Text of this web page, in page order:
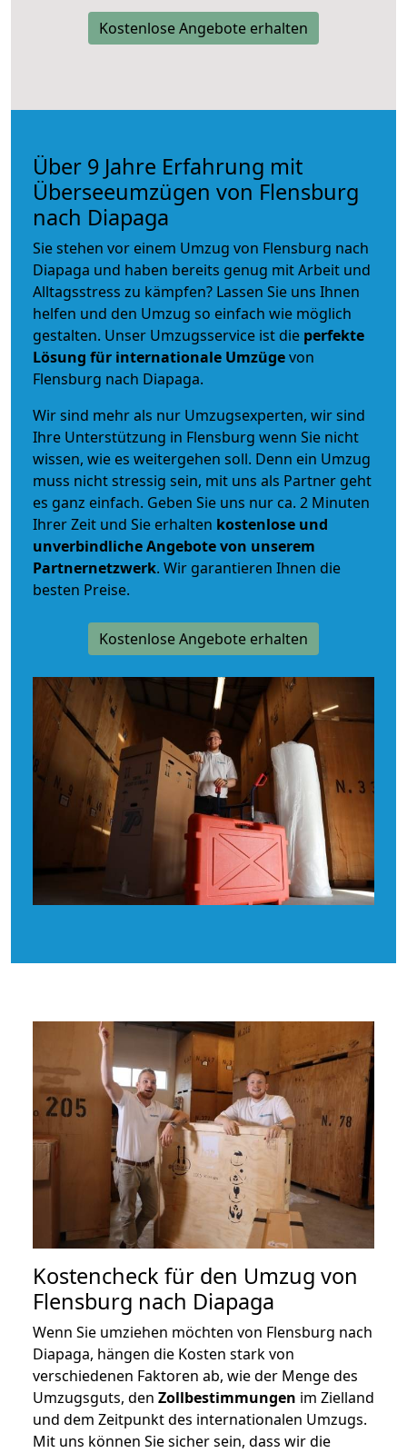
Kostenlose Angebote erhalten
Über 9 Jahre Erfahrung mit
Überseeumzügen von Flensburg
nach Diapaga
Sie stehen vor einem Umzug von Flensburg nach
Diapaga und haben bereits genug mit Arbeit und
Alltagsstress zu kämpfen? Lassen Sie uns Ihnen
helfen und den Umzug so einfach wie möglich
gestalten. Unser Umzugsservice ist die perfekte
Lösung für internationale Umzügevon
Flensburg nach Diapaga.
Wir sind mehr als nur Umzugsexperten, wir sind
Ihre Unterstützung in Flensburg wenn Sie nicht
wissen, wie es weitergehen soll. Denn ein Umzug
muss nicht stressig sein, mit uns als Partner geht
es ganz einfach. Geben Sie uns nur ca. 2 Minuten
Ihrer Zeit und Sie erhalten kostenlose und
unverbindlicheAngebote von unserem
Partnernetzwerk. Wir garantieren Ihnen die
besten Preise.
Kostenlose Angebote erhalten
Kostencheck für den Umzug von
Flensburg nach Diapaga
Wenn Sie umziehen möchten von Flensburg nach
Diapaga, hängen die Kosten stark von
verschiedenen Faktoren ab, wie der Menge des
Umzugsguts, den Zollbestimmungen im Zielland
und dem Zeitpunkt des internationalen Umzugs.
Mit uns können Sie sicher sein, dass wir die